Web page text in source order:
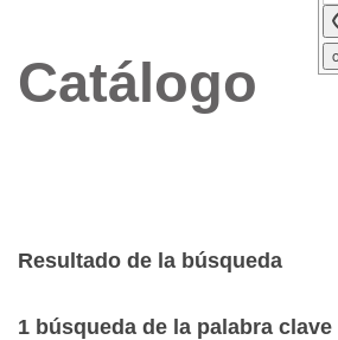
Catálogo
Resultado de la búsqueda
1 búsqueda de la palabra clave